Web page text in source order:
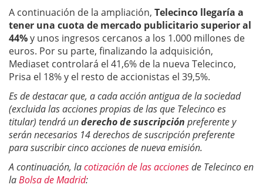
A continuación de la ampliación, Telecinco llegaría a
tener una cuota de mercado publicitario superior al
44%y unos ingresos cercanos a los 1.000 millones de
euros. Por su parte, finalizando la adquisición,
Mediaset controlará el 41,6% de la nueva Telecinco,
Prisa el 18% y el resto de accionistas el 39,5%.
Es de destacar que, a cada acción antigua de la sociedad
(excluida las acciones propias de las que Telecinco es
titular) tendrá underecho de suscripción preferente y
serán necesarios 14 derechos de suscripción preferente
para suscribir cinco acciones de nueva emisión.
A continuación, lacotización de las accionesde Telecinco en
laBolsa de Madrid: